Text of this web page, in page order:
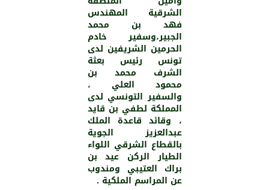
الشرقية المهندس
فهد بن محمد
الجبير،وسفير خادم
الحرمين الشريفين لدى
تونس رئيس بعثة
الشرف محمد بن
محمود العلي ،
والسفير التونسي لدى
المملكة لطفي بن قايد
، وقائد قاعدة الملك
عبدالعزيز الجوية
بالقطاع الشرقي اللواء
الطيار الركن عيد بن
براك العتيبي ومندوب
عن المراسم الملكية .